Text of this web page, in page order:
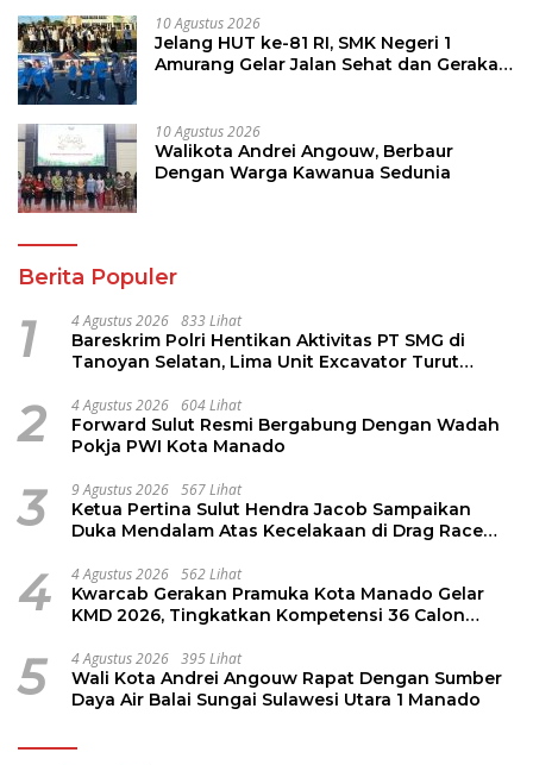
10 Agustus 2026
Jelang HUT ke-81 RI, SMK Negeri 1
Amurang Gelar Jalan Sehat dan Gerakan
10 Agustus 2026
Walikota Andrei Angouw, Berbaur
Dengan Warga Kawanua Sedunia
Berita Populer
1 4 Agustus 2026 833 Lihat
Bareskrim Polri Hentikan Aktivitas PT SMG di
Tanoyan Selatan, Lima Unit Excavator Turut
2 4 Agustus 2026 604 Lihat
Forward Sulut Resmi Bergabung Dengan Wadah
Pokja PWI Kota Manado
3 9 Agustus 2026 567 Lihat
Ketua Pertina Sulut Hendra Jacob Sampaikan
Duka Mendalam Atas Kecelakaan di Drag Race
4 4 Agustus 2026 562 Lihat
Kwarcab Gerakan Pramuka Kota Manado Gelar
KMD 2026, Tingkatkan Kompetensi 36 Calon
5 4 Agustus 2026 395 Lihat
Wali Kota Andrei Angouw Rapat Dengan Sumber
Daya Air Balai Sungai Sulawesi Utara 1 Manado